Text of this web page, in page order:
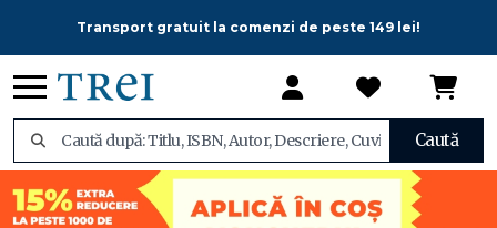
Transport gratuit la comenzi de peste 149 lei!
Caută